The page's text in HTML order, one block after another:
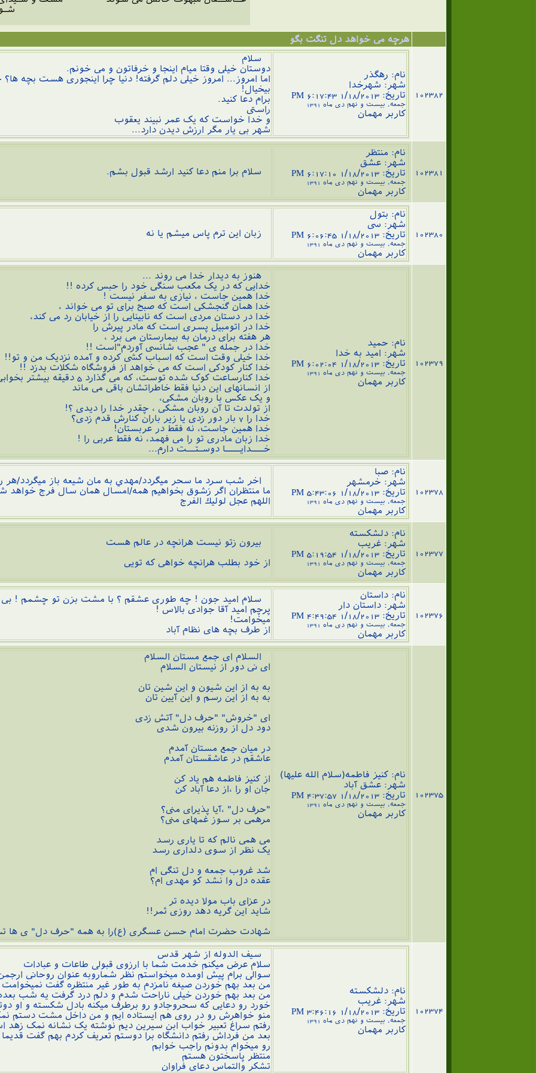
هرچه می خواهد دل تنگت بگو
102382
نام: رهگذر
شهر: شهرخدا
تاریخ: 1/18/2013 6:17:43 PM
جمعه، بیست و نهم دی ماه 1391
کاربر مهمان
سلام
دوستان خیلی وقتا میام اینجا و خرفاتون و می خونم.
اما امروز... امروز خیلی دلم گرفته! دنیا چرا اینجوری هست بچه ها؟
بیخیال!
برام دعا کنید.
راستی
و خدا خواست که یک عمر نبیند یعقوب
شهر بی یار مگر ارزش دیدن دارد...
102381
نام: منتظر
شهر: عشق
تاریخ: 1/18/2013 6:17:10 PM
جمعه، بیست و نهم دی ماه 1391
کاربر مهمان
سلام برا منم دعا کنید ارشد قبول بشم.
102380
نام: بتول
شهر: سی
تاریخ: 1/18/2013 6:06:45 PM
جمعه، بیست و نهم دی ماه 1391
کاربر مهمان
زبان این ترم پاس میشم یا نه
102379
نام: حمید
شهر: امید به خدا
تاریخ: 1/18/2013 6:02:04 PM
جمعه، بیست و نهم دی ماه 1391
کاربر مهمان
هنوز به دیدار خدا می روند ...
خدایی که در یک مکعب سنگی خود را حبس کرده !!
خدا همین جاست ، نیازی به سفر نیست !
خدا همان گنجشکی است که صبح برای تو می خواند ،
خدا در دستان مردی است که نابینایی را از خیابان رد می کند،
خدا در اتومبیل پسری است که مادر پیرش را
هر هفته برای درمان به بیمارستان می برد ،
خدا در جمله ی " عجب شانسی آوردم"است !!
خدا خیلی وقت است که اسباب کشی کرده و آمده نزدیک من و تو!!
خدا کنار کودکی است که می خواهد از فروشگاه شکلات بدزد !!
خدا کنارساعت کوک شده توست، که می گذارد 5 دقیقه بیشتر بخوابی!!
از انسانهای این دنیا فقط خاطراتشان باقی می ماند
و یک عکس با روبان مشکی،
از تولدت تا آن روبان مشکی ، چقدر خدا را دیدی ؟!
خدا را 7 بار دور زدی یا زیر باران کنارش قدم زدی؟
خدا همین جاست، نه فقط در عربستان!
خدا زبان مادری تو را می فهمد، نه فقط عربی را !
خــــدایـــــا دوسـتـــت دارم...
102378
نام: صبا
شهر: خرمشهر
تاریخ: 1/18/2013 5:43:06 PM
جمعه، بیست و نهم دی ماه 1391
کاربر مهمان
اخر شب سرد ما سحر ميگردد/مهدي به مان شيعه باز ميگردد/
ما منتظران اگر زشوق بخواهيم همه‌/امسال همان سال فرج خواهد
اللهم عجل لوليك الفرج
102377
نام: دلشکسته
شهر: غریب
تاریخ: 1/18/2013 5:19:54 PM
جمعه، بیست و نهم دی ماه 1391
کاربر مهمان
بیرون زتو نیست هرانچه در عالم هست
از خود بطلب هرانچه خواهی که تویی
102376
نام: داستان
شهر: داستان دار
تاریخ: 1/18/2013 4:49:54 PM
جمعه، بیست و نهم دی ماه 1391
کاربر مهمان
سلام امید جون ! چه طوری عشقم ؟ با مشت بزن تو چشمم ! بی
پرچم امید آقا جوادی بالاس !
میخوامت!
از طرف بچه های نظام آباد
102375
نام: کنیز فاطمه(سلام الله علیها)
شهر: عشق آباد
تاریخ: 1/18/2013 4:37:57 PM
جمعه، بیست و نهم دی ماه 1391
کاربر مهمان
السلام ای جمع مستان السلام
ای نی دور از نیستان السلام
به به از این شیون و این شین تان
به به از این رسم و این آیین تان
ای "خروش" "حرف دل" آتش زدی
دود دل از روزنه بیرون شدی
در میان جمع مستان آمدم
عاشقم در عاشقستان آمدم
از کنیز فاطمه هم یاد کن
جان او را ،از دعا آباد کن
"حرف دل" ،آیا پذیرای منی؟
مرهمی بر سوز غمهای منی؟
می همی نالم که تا یاری رسد
یک نظر از سوی دلداری رسد
شد غروب جمعه و دل تنگی ام
عقده دل وا نشد کو مهدی ام؟
در عزای باب مولا دیده تر
شاید این گریه دهد روزی ثمر!!
شهادت حضرت امام حسن عسگری (ع)را به همه "حرف دل" ی ها
102374
نام: دلشکسته
شهر: غریب
تاریخ: 1/18/2013 3:46:16 PM
جمعه، بیست و نهم دی ماه 1391
کاربر مهمان
سیف الدوله از شهر قدس
سلام عرض میکنم خدمت شما با ارزوی قبولی طاعات و عبادات
سوالی برام پیش اومده میخواستم نظر شماروبه عنوان روحانی
من بعد بهم خوردن صیغه نامزدم به طور غیر منتظره گفت
من بعد بهم خوردن خیلی ناراحت شدم و دلم درد گرفت یه شب
خورد رو دعایی که سحروجادو رو برطرف میکنه بادل شکسته و او
منو خواهرش رو در روی هم ایستاده ایم و من داخل مشت دستم
رفتم سراغ تعبیر خواب ابن سیرین دیم نوشته یک نشانه نمک
بعد من فرداش رفتم دانشگاه برا دوستم تعریف کردم بهم گفت
رو میخوام بدونم راجب خوابم
منتظر پاسختون هستم
تشکر والتماس دعای فراوان